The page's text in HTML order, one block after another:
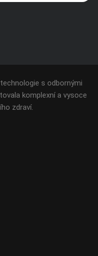
s odbornými
komplexní a vysoce
zdraví.